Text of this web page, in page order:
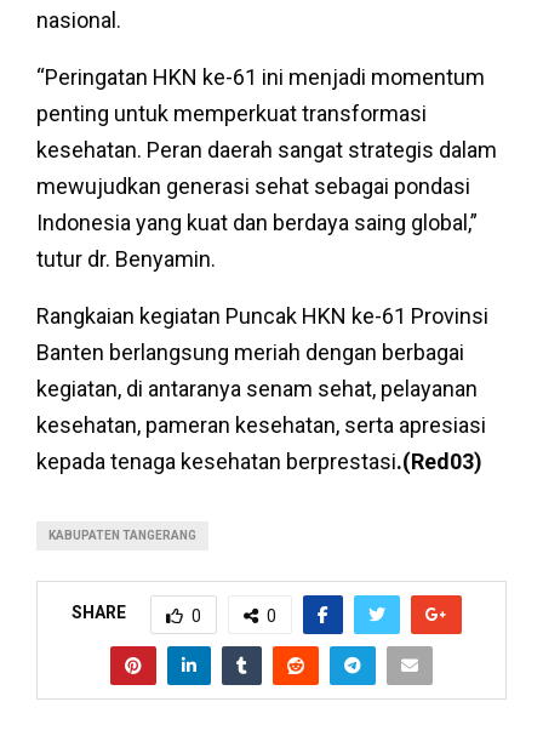
nasional.
“Peringatan HKN ke-61 ini menjadi momentum
penting untuk memperkuat transformasi
kesehatan. Peran daerah sangat strategis dalam
mewujudkan generasi sehat sebagai pondasi
Indonesia yang kuat dan berdaya saing global,”
tutur dr. Benyamin.
Rangkaian kegiatan Puncak HKN ke-61 Provinsi
Banten berlangsung meriah dengan berbagai
kegiatan, di antaranya senam sehat, pelayanan
kesehatan, pameran kesehatan, serta apresiasi
kepada tenaga kesehatan berprestasi.(Red03)
KABUPATEN TANGERANG
SHARE 0 0